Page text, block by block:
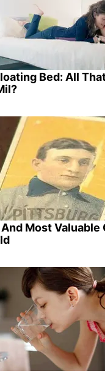
Bed: All
Most Valuable